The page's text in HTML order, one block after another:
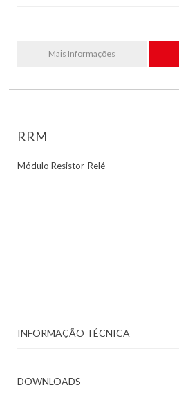
Mais Informações
RRM
Módulo Resistor-Relé
INFORMAÇÃO TÉCNICA
DOWNLOADS